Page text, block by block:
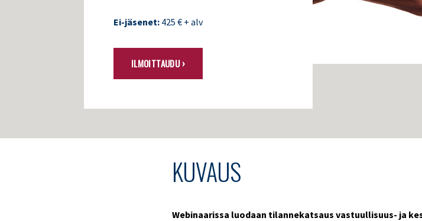
Ei-jäsenet: 425 € + alv
ILMOITTAUDU ›
KUVAUS
Webinaarissa luodaan tilannekatsaus vastuullisuus- ja